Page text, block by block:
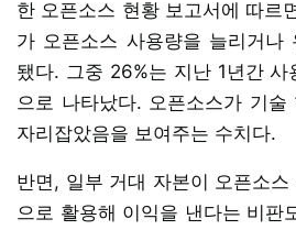
한 오픈소스 현황 보고서에 따르
가 오픈소스 사용량을 늘리거나
됐다. 그중 26%는 지난 1년간 사
으로 나타났다. 오픈소스가 기술
자리잡았음을 보여주는 수치다.
반면, 일부 거대 자본이 오픈소
으로 활용해 이익을 낸다는 비판